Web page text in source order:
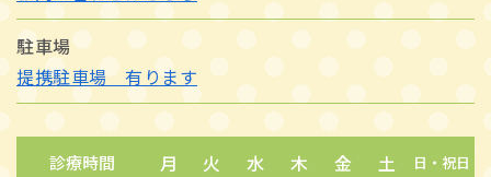
駐車場
提携駐車場 有ります
診療時間 月 火 水 木 金 土 日・祝日